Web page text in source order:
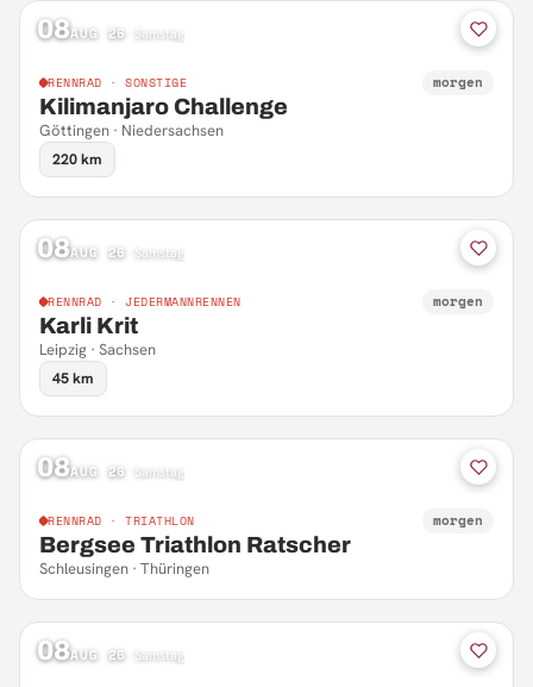
08AUG 26 Samstag
RENNRAD · SONSTIGE morgen
Kilimanjaro Challenge
Göttingen · Niedersachsen
220 km
08AUG 26 Samstag
RENNRAD · JEDERMANNRENNEN morgen
Karli Krit
Leipzig · Sachsen
45 km
08AUG 26 Samstag
RENNRAD · TRIATHLON morgen
Bergsee Triathlon Ratscher
Schleusingen · Thüringen
08AUG 26 Samstag